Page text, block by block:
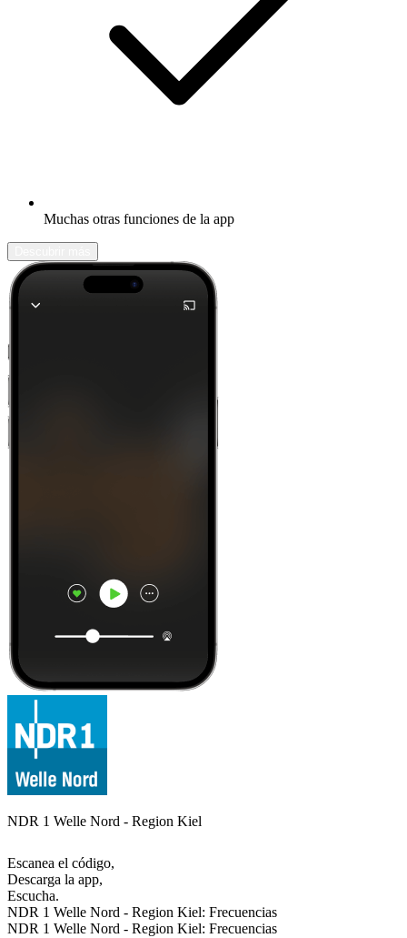
Muchas otras funciones de la app
NDR 1 Welle Nord - Region Kiel
Escanea el código,
Descarga la app,
Escucha.
NDR 1 Welle Nord - Region Kiel: Frecuencias
NDR 1 Welle Nord - Region Kiel: Frecuencias